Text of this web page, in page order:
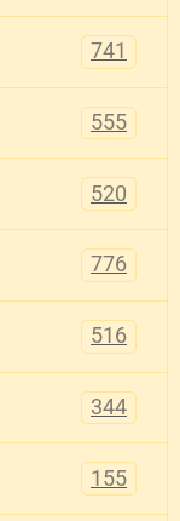
741
555
520
776
516
344
155